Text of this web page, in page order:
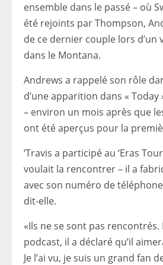
ensemble dans le passé – où
été rejoints par Thompson,
de ce dernier couple lors d’un
dans le Montana.
Andrews a rappelé son rôle
d’une apparition dans «
– environ un mois après que
ont été aperçus pour la
‘Travis a participé au ‘Eras
voulait la rencontrer – il a
avec son numéro de téléphone
dit-elle.
«Ils ne se sont pas rencontrés.
podcast, il a déclaré qu’il
Je l’ai vu, je suis un grand fan